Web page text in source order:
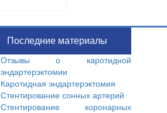
Последние материалы
Отзывы о каротидной
эндартерэктомии
Каротидная эндартерэктомия
Стентирование сонных артерий
Стентирование коронарных